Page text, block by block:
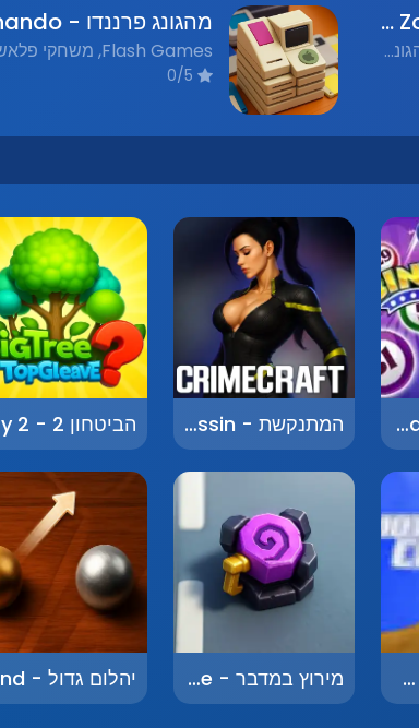
מהגונג אזור הזמן - Mahjong Time Zone
Puzzle, חידות, Mahjong, מהגונג, Flash Games, משחקי פלאש נוסטלגים
בינגו בלאגן - Bingo Balagan המתנקשת - The Assassin
אלופי מוטוקרוס - Motocross Champions מירוץ במדבר - Desert Race